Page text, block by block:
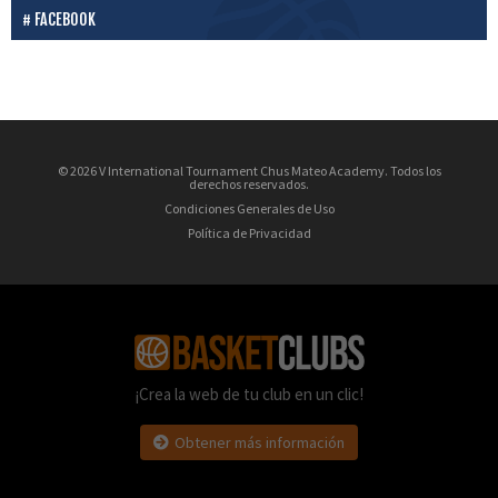
FACEBOOK
© 2026 V International Tournament Chus Mateo Academy. Todos los
derechos reservados.
Condiciones Generales de Uso
Política de Privacidad
¡Crea la web de tu club en un clic!
Obtener más información